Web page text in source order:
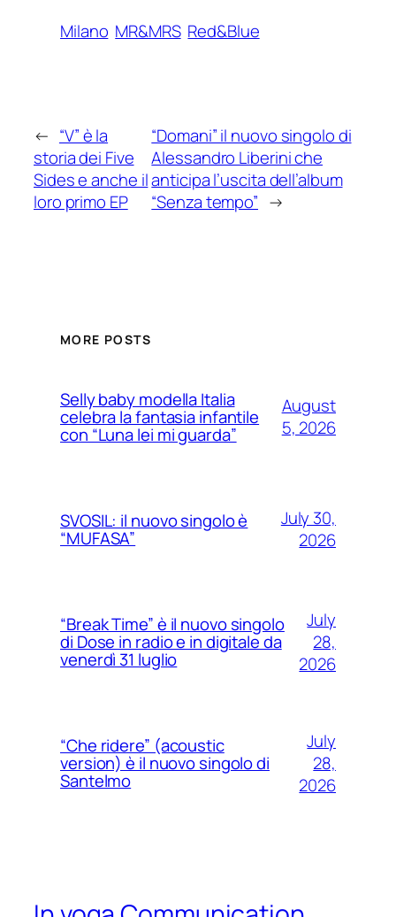
Milano MR&MRS Red&Blue
← “V” è la
storia dei Five
Sides e anche il
loro primo EP
“Domani” il nuovo singolo di
Alessandro Liberini che
anticipa l’uscita dell’album
“Senza tempo” →
MORE POSTS
Selly baby modella Italia
celebra la fantasia infantile
con “Luna lei mi guarda”
August
5, 2026
SVOSIL: il nuovo singolo è
“MUFASA”
July 30,
2026
“Break Time” è il nuovo singolo
di Dose in radio e in digitale da
venerdì 31 luglio
July
28,
2026
“Che ridere” (acoustic
version) è il nuovo singolo di
Santelmo
July
28,
2026